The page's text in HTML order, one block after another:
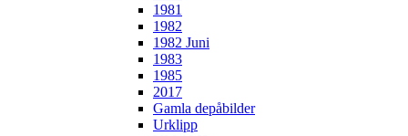
1981
1982
1982 Juni
1983
1985
2017
Gamla depåbilder
Urklipp